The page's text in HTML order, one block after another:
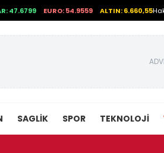
47.6799 EURO: 54.9559 ALTIN: 6.660,55
SAGLIK SPOR TEKNOLOJI